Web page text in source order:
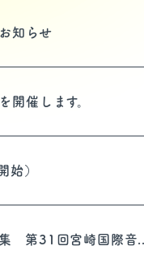
知らせ
催します。
始）
第31回宮崎国際音...